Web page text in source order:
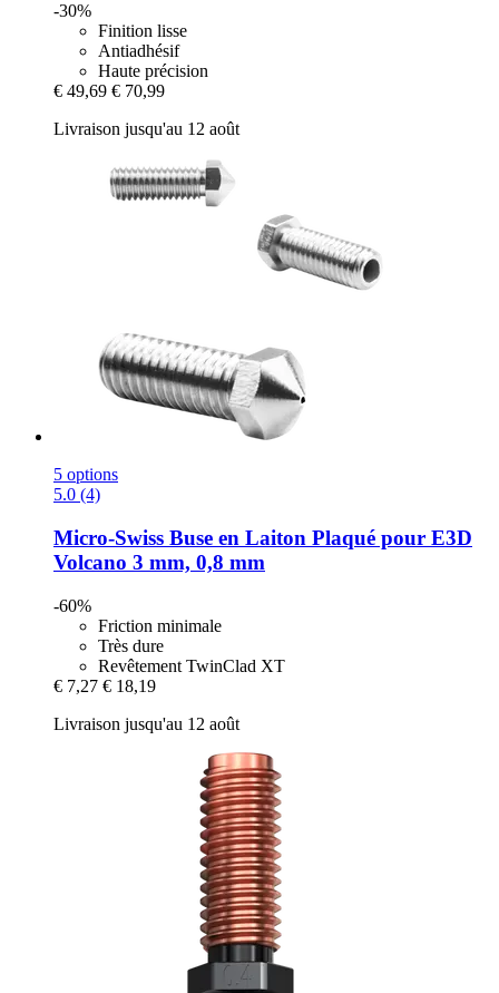
-30%
Finition lisse
Antiadhésif
Haute précision
€ 49,69 € 70,99
Livraison jusqu'au 12 août
5 options
5.0 (4)
Micro-Swiss Buse en Laiton Plaqué pour E3D
Volcano 3 mm, 0,8 mm
-60%
Friction minimale
Très dure
Revêtement TwinClad XT
€ 7,27 € 18,19
Livraison jusqu'au 12 août